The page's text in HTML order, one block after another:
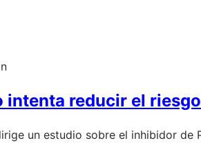
intenta reducir el
un estudio sobre el inhibidor